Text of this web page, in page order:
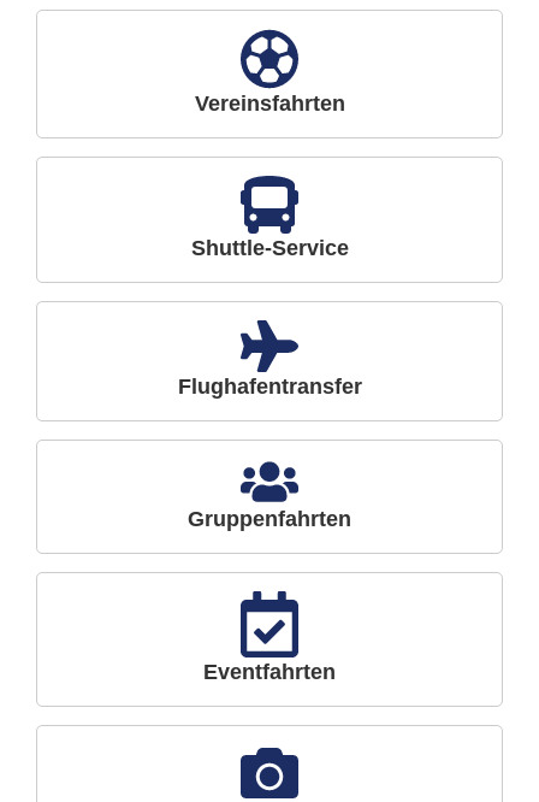
Vereinsfahrten
Shuttle-Service
Flughafentransfer
Gruppenfahrten
Eventfahrten